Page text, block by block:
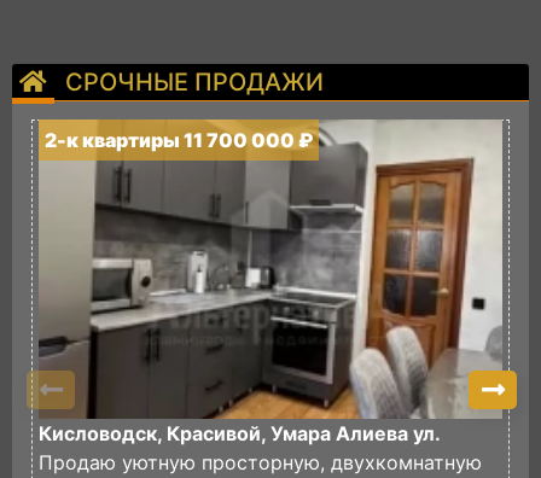
СРОЧНЫЕ ПРОДАЖИ
2-к квартиры 11 700 000 ₽
Кисловодск, Красивой, Умара Алиева ул.
Продаю уютную просторную, двухкомнатную